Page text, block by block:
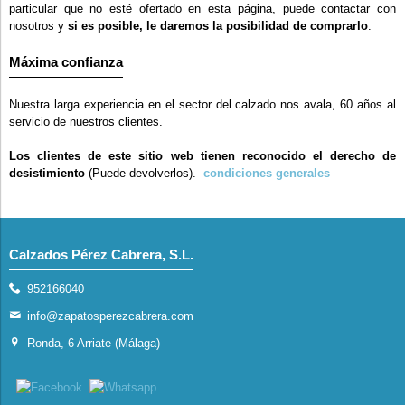
particular que no esté ofertado en esta página, puede contactar con
nosotros y si es posible, le daremos la posibilidad de comprarlo.
Máxima confianza
Nuestra larga experiencia en el sector del calzado nos avala, 60 años al
servicio de nuestros clientes.
Los clientes de este sitio web tienen reconocido el derecho de
desistimiento (Puede devolverlos). condiciones generales
Calzados Pérez Cabrera, S.L.
952166040
info@zapatosperezcabrera.com
Ronda, 6 Arriate (Málaga)